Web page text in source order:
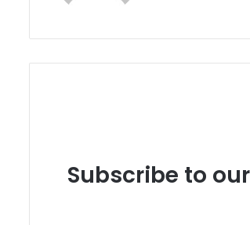
Subscribe to